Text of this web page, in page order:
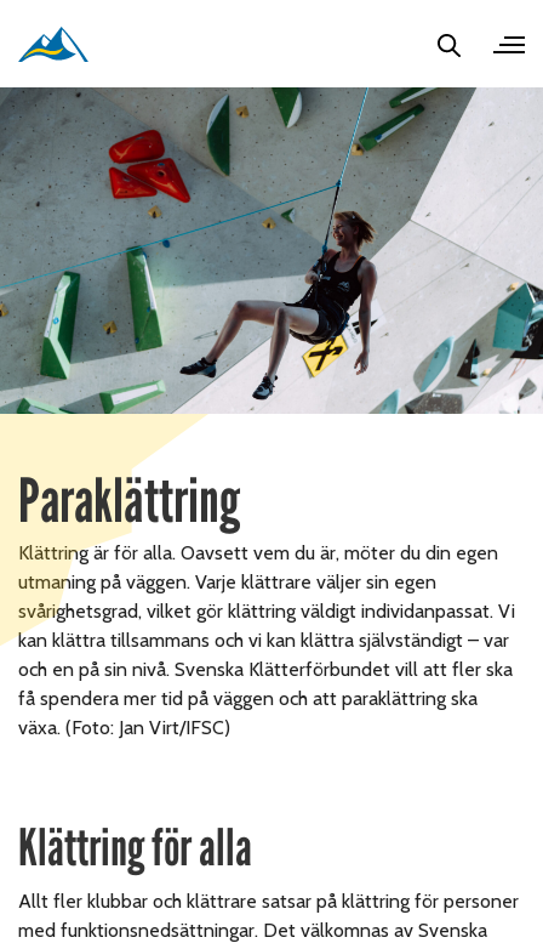
Paraklättring
Klättring är för alla. Oavsett vem du är, möter du din egen
utmaning på väggen. Varje klättrare väljer sin egen
svårighetsgrad, vilket gör klättring väldigt individanpassat. Vi
kan klättra tillsammans och vi kan klättra självständigt – var
och en på sin nivå. Svenska Klätterförbundet vill att fler ska
få spendera mer tid på väggen och att paraklättring ska
växa. (Foto: Jan Virt/IFSC)
Klättring för alla
Allt fler klubbar och klättrare satsar på klättring för personer
med funktionsnedsättningar. Det välkomnas av Svenska